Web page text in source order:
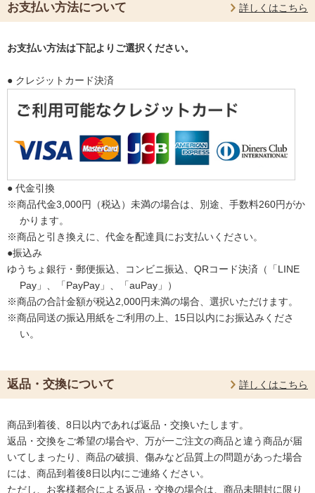
お支払い方法について 詳しくはこちら
お支払い方法は下記よりご選択ください。
● クレジットカード決済
● 代金引換
※商品代金3,000円（税込）未満の場合は、別途、手数料260円がか
かります。
※商品と引き換えに、代金を配達員にお支払いください。
●振込み
ゆうちょ銀行・郵便振込、コンビニ振込、QRコード決済（「LINE
Pay」、「PayPay」、「auPay」）
※商品の合計金額が税込2,000円未満の場合、選択いただけます。
※商品同送の振込用紙をご利用の上、15日以内にお振込みくださ
い。
返品・交換について 詳しくはこちら
商品到着後、8日以内であれば返品・交換いたします。
返品・交換をご希望の場合や、万が一ご注文の商品と違う商品が届
いてしまったり、商品の破損、傷みなど品質上の問題があった場合
には、商品到着後8日以内にご連絡ください。
ただし、お客様都合による返品・交換の場合は、商品未開封に限り